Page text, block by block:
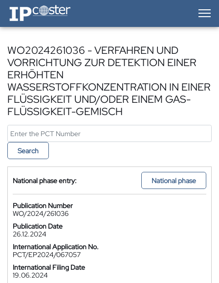
IP-Coster — Home
WO2024261036 - VERFAHREN UND
VORRICHTUNG ZUR DETEKTION EINER
ERHÖHTEN
WASSERSTOFFKONZENTRATION IN EINER
FLÜSSIGKEIT UND/ODER EINEM GAS-
FLÜSSIGKEIT-GEMISCH
Search
National phase entry: National phase
Publication Number
WO/2024/261036
Publication Date
26.12.2024
International Application No.
PCT/EP2024/067057
International Filing Date
19.06.2024